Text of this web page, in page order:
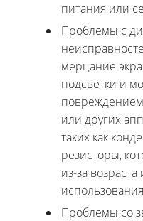
питания или
Проблемы с
мерцание
подсветки и
или других
таких как
резисторы,
из-за
Проблемы со